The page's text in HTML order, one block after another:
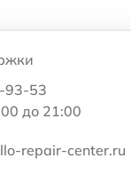
93-53
до 21:00
repair-center.ru